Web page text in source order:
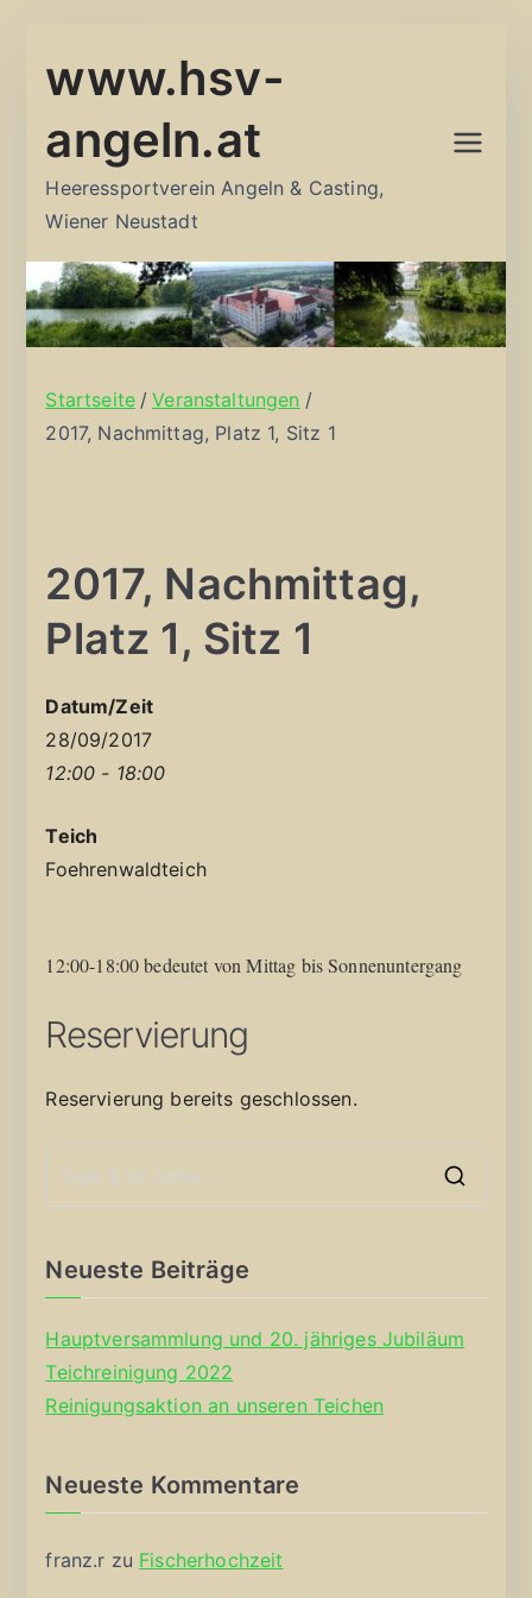
Inhalt
www.hsv-
angeln.at
Heeressportverein Angeln & Casting,
Wiener Neustadt
Startseite
Veranstaltungen
2017, Nachmittag, Platz 1, Sitz 1
2017, Nachmittag,
Platz 1, Sitz 1
Datum/Zeit
28/09/2017
12:00 - 18:00
Teich
Foehrenwaldteich
12:00-18:00 bedeutet von Mittag bis Sonnenuntergang
Reservierung
Reservierung bereits geschlossen.
Neueste Beiträge
Hauptversammlung und 20. jähriges Jubiläum
Teichreinigung 2022
Reinigungsaktion an unseren Teichen
Neueste Kommentare
franz.r zu Fischerhochzeit